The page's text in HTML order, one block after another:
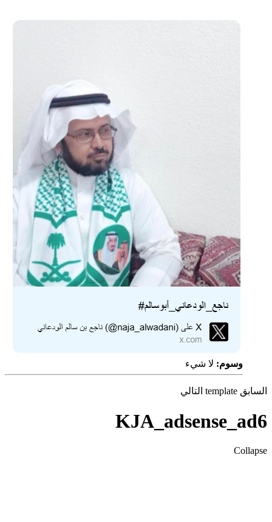
وسوم: لا شيء
template التالي